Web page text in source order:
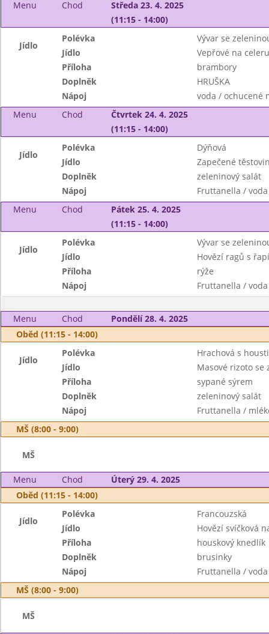
Menu Chod
Středa 23. 4. 2025
(11:15 - 14:00)
Jídlo
Polévka
Vývar se
Jídlo
Vepřové na celeru
Příloha
brambory
Doplněk
HRUŠKA
Nápoj
voda / ochucené
Menu
Chod
Čtvrtek 24. 4. 2025
(11:15 - 14:00)
Jídlo
Polévka
Dýňová
Jídlo
Zapečené
Doplněk
zeleninový salát
Nápoj
Fruttanella / voda
Menu
Chod
Pátek 25. 4. 2025
(11:15 - 14:00)
Jídlo
Polévka
Vývar se
Jídlo
Hovězí ragů s
Příloha
rýže
Nápoj
Fruttanella / voda
Menu Chod
Pondělí 28. 4. 2025
Oběd (11:15 - 14:00)
Jídlo
Polévka
Hrachová s
Jídlo
Masové rizoto se
Příloha
sypané sýrem
Doplněk
zeleninový salát
Nápoj
Fruttanella /
MŠ (8:00 - 9:00)
MŠ
Menu Chod
Úterý 29. 4. 2025
Oběd (11:15 - 14:00)
Jídlo
Polévka
Francouzská
Jídlo
Hovězí svíčková
Příloha
houskový knedlík
Doplněk
brusinky
Nápoj
Fruttanella / voda
MŠ (8:00 - 9:00)
MŠ